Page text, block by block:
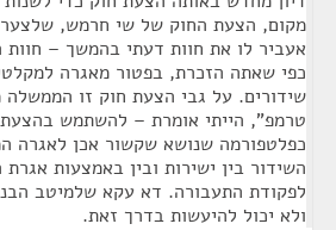
מקום, הצעת החוק של שי חרמש, שלצערי
אעביר לו את חוות דעתי בהמשך –
כפי שאתה הזכרת, בפטור מאגרה
שידורים. על גבי הצעת חוק זו
טרמפ", הייתי אומרת – להשתמש
כפלטפורמה שנושא שקשור אכן לאגרה
השידור בין ישירות ובין באמצעות אגרת
לפקודת התעבורה. דא עקא שלמיטב
ולא יכול להיעשות בדרך זאת.